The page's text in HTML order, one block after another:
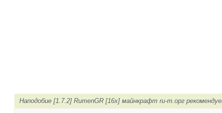
Наподобие [1.7.2] RumenGR [16x] майнкрафт ru-m.орг